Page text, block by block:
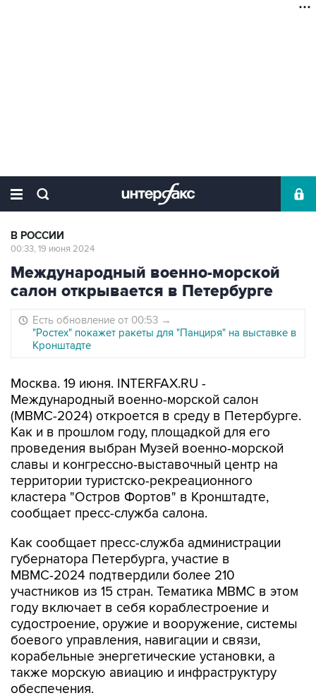
В РОССИИ
00:33, 19 июня 2024
Международный военно-морской
салон открывается в Петербурге
Есть обновление от 00:53 →
"Ростех" покажет ракеты для "Панциря" на выставке в
Кронштадте
Москва. 19 июня. INTERFAX.RU -
Международный военно-морской салон
(МВМС-2024) откроется в среду в Петербурге.
Как и в прошлом году, площадкой для его
проведения выбран Музей военно-морской
славы и конгрессно-выставочный центр на
территории туристско-рекреационного
кластера "Остров Фортов" в Кронштадте,
сообщает пресс-служба салона.
Как сообщает пресс-служба администрации
губернатора Петербурга, участие в
МВМС-2024 подтвердили более 210
участников из 15 стран. Тематика МВМС в этом
году включает в себя кораблестроение и
судостроение, оружие и вооружение, системы
боевого управления, навигации и связи,
корабельные энергетические установки, а
также морскую авиацию и инфраструктуру
обеспечения.